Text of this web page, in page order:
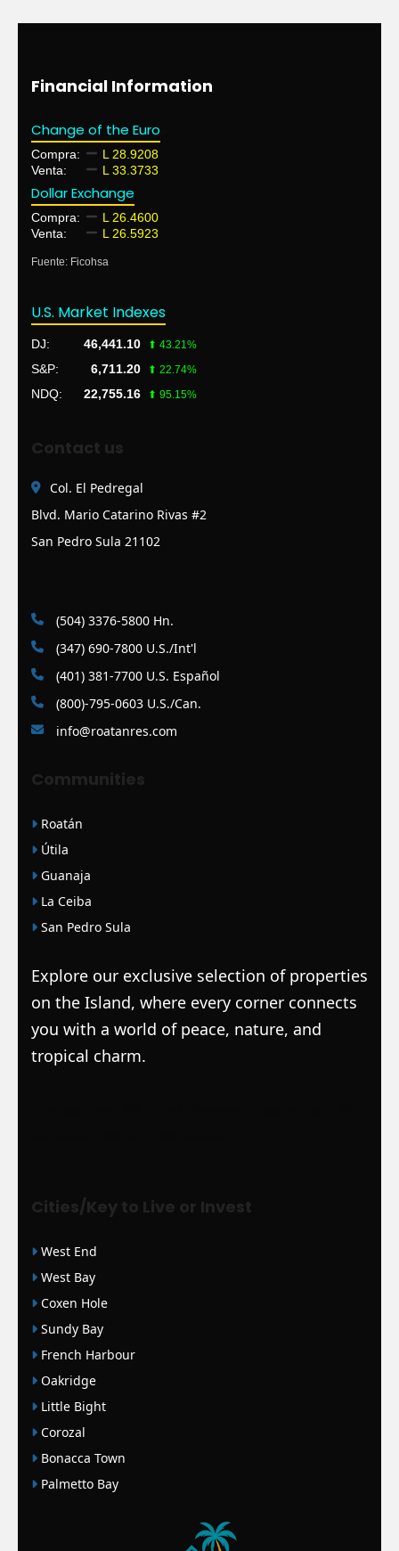
Financial Information
Change of the Euro
Compra:
L 28.9208
Venta:
L 33.3733
Dollar Exchange
Compra:
L 26.4600
Venta:
L 26.5923
Fuente: Ficohsa
U.S. Market Indexes
DJ: 46,441.10 ⬆ 43.21%
S&P: 6,711.20 ⬆ 22.74%
NDQ: 22,755.16 ⬆ 95.15%
Contact us
Col. El Pedregal
Blvd. Mario Catarino Rivas #2
San Pedro Sula 21102
(504) 3376-5800 Hn.
(347) 690-7800 U.S./Int'l
(401) 381-7700 U.S. Español
(800)-795-0603 U.S./Can.
info@roatanres.com
Communities
Roatán
Útila
Guanaja
La Ceiba
San Pedro Sula
Explore our exclusive selection of properties
on the Island, where every corner connects
you with a world of peace, nature, and
tropical charm.
Cities/Key to Live or Invest
West End
West Bay
Coxen Hole
Sundy Bay
French Harbour
Oakridge
Little Bight
Corozal
Bonacca Town
Palmetto Bay